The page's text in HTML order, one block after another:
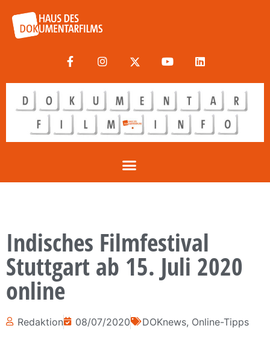
Indisches Filmfestival
Stuttgart ab 15. Juli 2020
online
Redaktion 08/07/2020 DOKnews, Online-Tipps